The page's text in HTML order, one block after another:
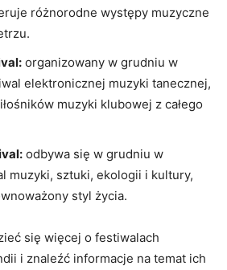
różnorodne występy muzyczne
organizowany w grudniu w
elektronicznej⁤ muzyki tanecznej,
muzyki klubowej z całego
odbywa się w​ grudniu w⁣
muzyki, sztuki, ekologii i kultury,
styl życia.
się więcej o festiwalach
i znaleźć informacje ⁤na temat ich